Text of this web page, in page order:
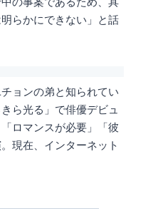
らかにできない」と話
ョンの弟と知られてい
ら光る」で俳優デビュ
ロマンスが必要」「彼
現在、インターネット